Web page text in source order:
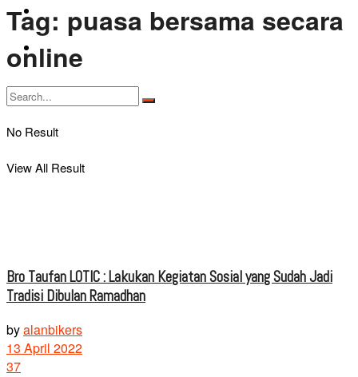
Tentang Kami
No Result
View All Result
Tag: puasa bersama secara
online
Bro Taufan LOTIC : Lakukan Kegiatan Sosial yang Sudah Jadi
Tradisi Dibulan Ramadhan
byalanbikers
13 April 2022
37